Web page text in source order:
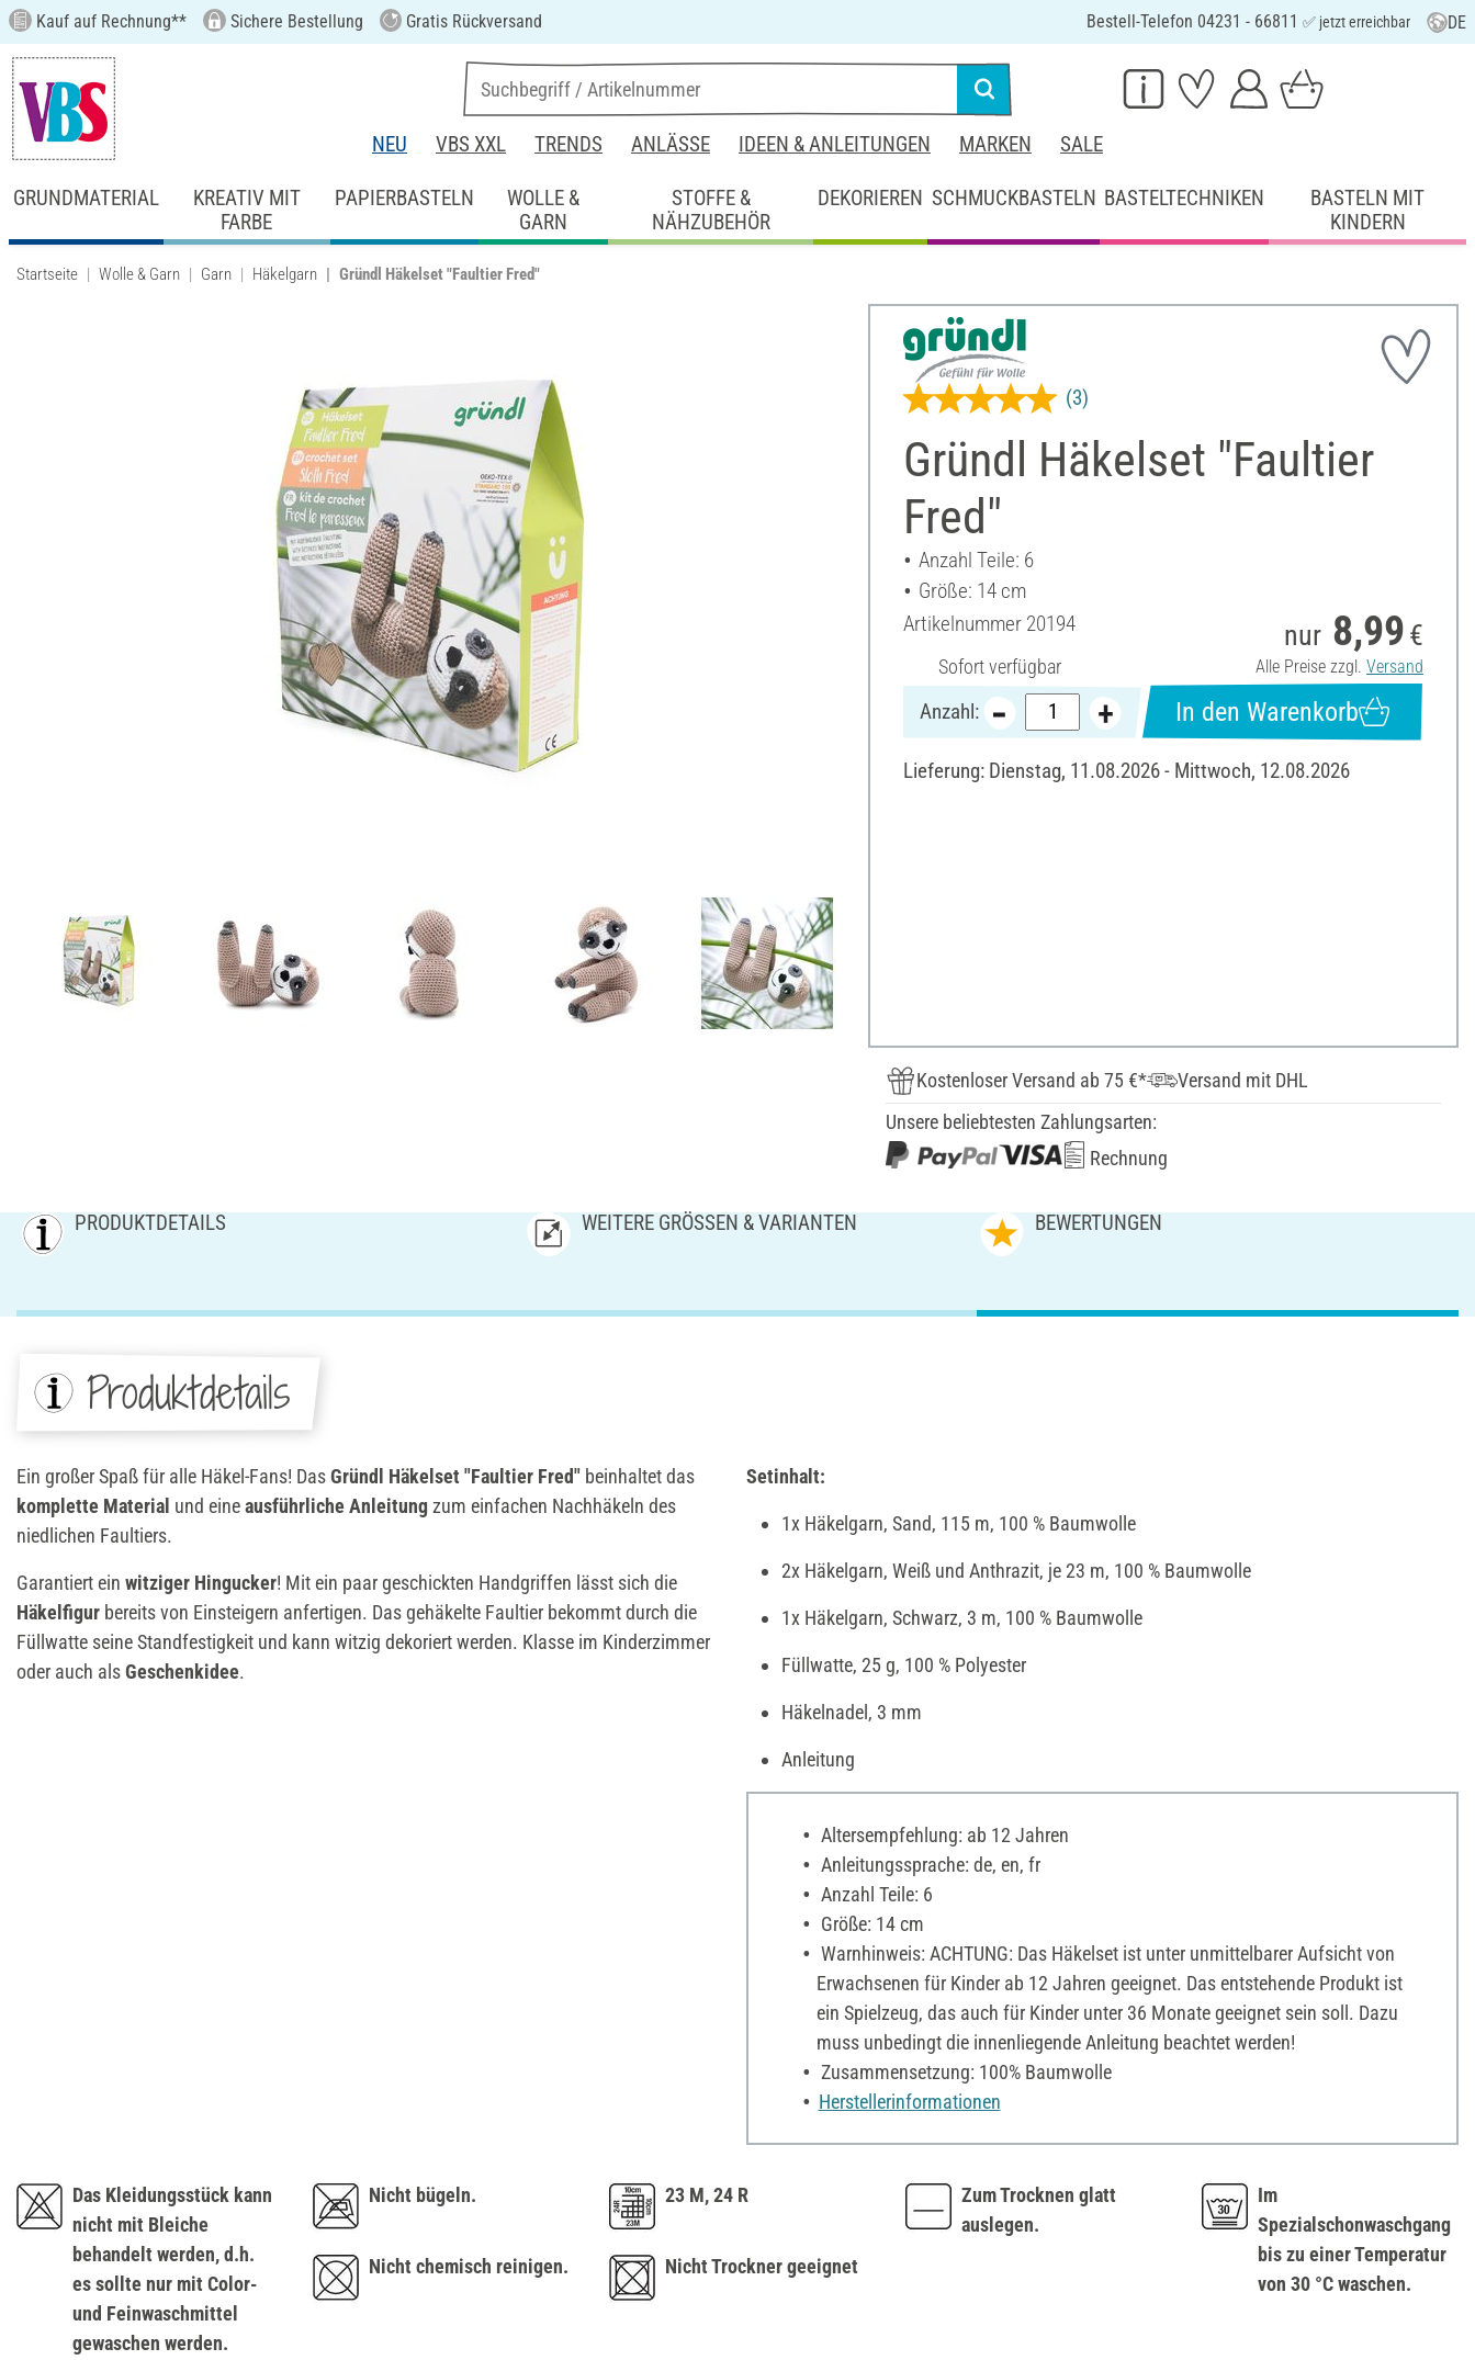
Kauf auf Rechnung** Sichere Bestellung Gratis Rückversand Bestell-Telefon 04231 - 66811 ✅ jetzt erreichbar DE
NEU VBS XXL TRENDS ANLÄSSE IDEEN & ANLEITUNGEN MARKEN SALE
GRUNDMATERIAL
KREATIV MIT
FARBE
PAPIERBASTELN
WOLLE &
GARN
STOFFE &
NÄHZUBEHÖR
DEKORIEREN SCHMUCKBASTELN BASTELTECHNIKEN
BASTELN MIT
KINDERN
Startseite Wolle & Garn Garn Häkelgarn Gründl Häkelset "Faultier Fred"
Gründl Häkelset "Faultier
Fred"
(3)
Anzahl Teile: 6
Größe: 14 cm
Artikelnummer 20194
Sofort verfügbar
nur 8,99 €
Alle Preise zzgl. Versand
Anzahl: In den Warenkorb
Lieferung: Dienstag, 11.08.2026 - Mittwoch, 12.08.2026
Kostenloser Versand ab 75 €*
Versand mit DHL
Unsere beliebtesten Zahlungsarten:
Rechnung
PRODUKTDETAILS WEITERE GRÖSSEN & VARIANTEN BEWERTUNGEN
Produktdetails
Ein großer Spaß für alle Häkel-Fans! DasGründl Häkelset "Faultier Fred" beinhaltet das
komplette Material und eineausführliche Anleitungzum einfachen Nachhäkeln des
niedlichen Faultiers.
Garantiert ein witziger Hingucker! Mit ein paar geschickten Handgriffen lässt sich die
Häkelfigur bereits von Einsteigern anfertigen. Das gehäkelte Faultier bekommt durch die
Füllwatte seine Standfestigkeit und kann witzig dekoriert werden. Klasse im Kinderzimmer
oder auch alsGeschenkidee.
Setinhalt:
1x Häkelgarn, Sand, 115 m, 100 % Baumwolle
2x Häkelgarn, Weiß und Anthrazit, je 23 m, 100 % Baumwolle
1x Häkelgarn, Schwarz, 3 m, 100 % Baumwolle
Füllwatte, 25 g, 100 % Polyester
Häkelnadel, 3 mm
Anleitung
Altersempfehlung: ab 12 Jahren
Anleitungssprache: de, en, fr
Anzahl Teile: 6
Größe: 14 cm
Warnhinweis: ACHTUNG: Das Häkelset ist unter unmittelbarer Aufsicht von
Erwachsenen für Kinder ab 12 Jahren geeignet. Das entstehende Produkt ist
ein Spielzeug, das auch für Kinder unter 36 Monate geeignet sein soll. Dazu
muss unbedingt die innenliegende Anleitung beachtet werden!
Zusammensetzung: 100% Baumwolle
Herstellerinformationen
Das Kleidungsstück kann
nicht mit Bleiche
behandelt werden, d.h.
es sollte nur mit Color-
und Feinwaschmittel
gewaschen werden.
Nicht bügeln.
Nicht chemisch reinigen.
23 M, 24 R
Nicht Trockner geeignet
Zum Trocknen glatt
auslegen.
Im
Spezialschonwaschgang
bis zu einer Temperatur
von 30 °C waschen.